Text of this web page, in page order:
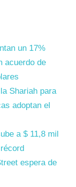
un 17%
acuerdo de
Shariah para
adoptan el
a $ 11,8 mil
espera de